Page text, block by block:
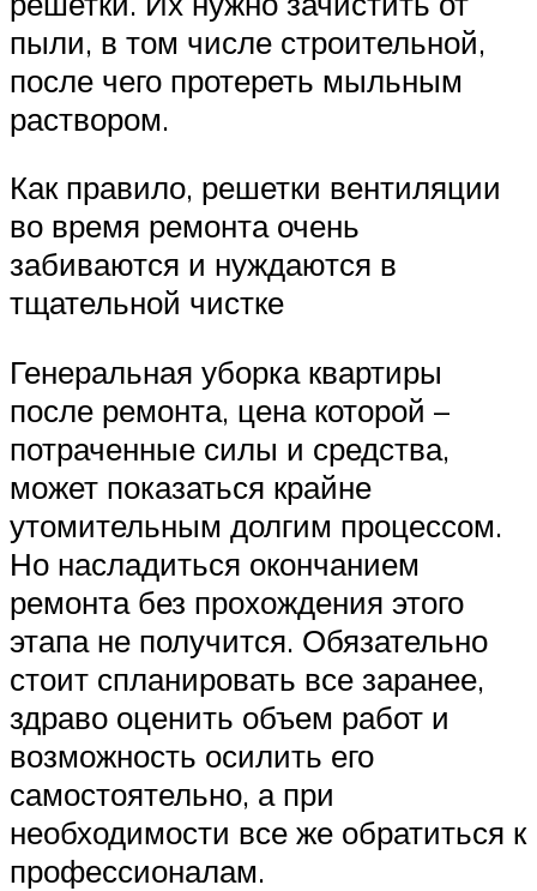
пыли, в том числе строительной,
после чего протереть мыльным
раствором.
Как правило, решетки вентиляции
во время ремонта очень
забиваются и нуждаются в
тщательной чистке
Генеральная уборка квартиры
после ремонта, цена которой –
потраченные силы и средства,
может показаться крайне
утомительным долгим процессом.
Но насладиться окончанием
ремонта без прохождения этого
этапа не получится. Обязательно
стоит спланировать все заранее,
здраво оценить объем работ и
возможность осилить его
самостоятельно, а при
необходимости все же обратиться к
профессионалам.